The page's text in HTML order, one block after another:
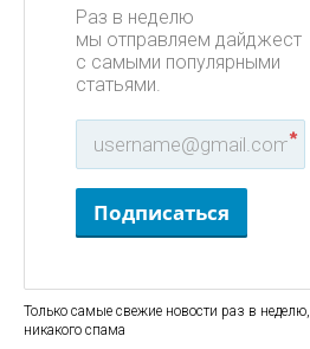
Раз в неделю
мы отправляем дайджест
с самыми популярными
статьями.
*
Подписаться
Только самые свежие новости раз в неделю,
никакого спама